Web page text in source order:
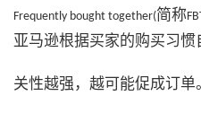
Frequently bought together(简称
亚马逊根据买家的购买习惯
关性越强，越可能促成订单